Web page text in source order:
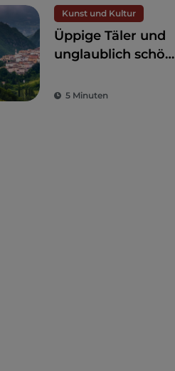
Kunst und Kultur
Üppige Täler und
unglaublich schöne
Umbrien, das
5 Minuten